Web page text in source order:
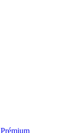
Prémium